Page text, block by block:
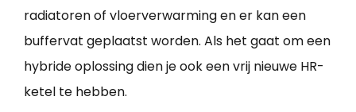
radiatoren of vloerverwarming en er kan een
buffervat geplaatst worden. Als het gaat om een
hybride oplossing dien je ook een vrij nieuwe HR-
ketel te hebben.